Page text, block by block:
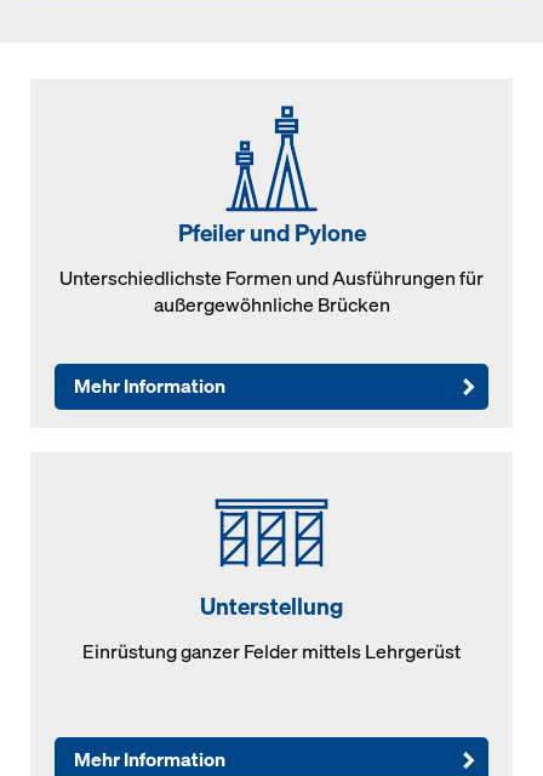
Pfeiler und Pylone
Unterschiedlichste Formen und Ausführungen für
außergewöhnliche Brücken
Mehr Information
Unterstellung
Einrüstung ganzer Felder mittels Lehrgerüst
Mehr Information